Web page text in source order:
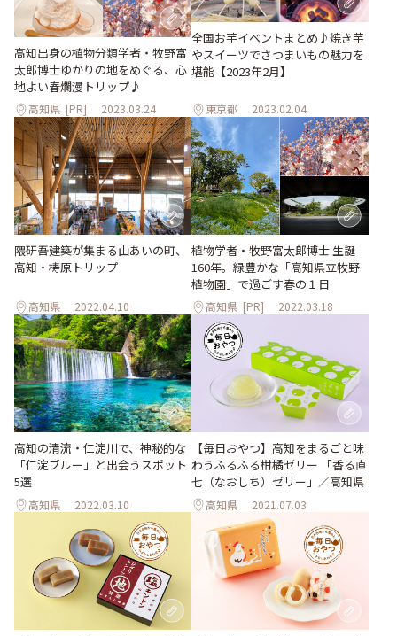
高知出身の植物分類学者・牧野富
太郎博士ゆかりの地をめぐる、心
地よい春爛漫トリップ♪
高知県 [PR] 2023.03.24
全国お芋イベントまとめ♪焼き芋
やスイーツでさつまいもの魅力を
堪能【2023年2月】
東京都 2023.02.04
隈研吾建築が集まる山あいの町、
高知・梼原トリップ
高知県 2022.04.10
植物学者・牧野富太郎博士 生誕
160年。緑豊かな「高知県立牧野
植物園」で過ごす春の１日
高知県 [PR] 2022.03.18
高知の清流・仁淀川で、神秘的な
「仁淀ブルー」と出会うスポット
5選
高知県 2022.03.10
【毎日おやつ】高知をまるごと味
わうふるふる柑橘ゼリー 「香る直
七（なおしち）ゼリー」／高知県
高知県 2021.07.03